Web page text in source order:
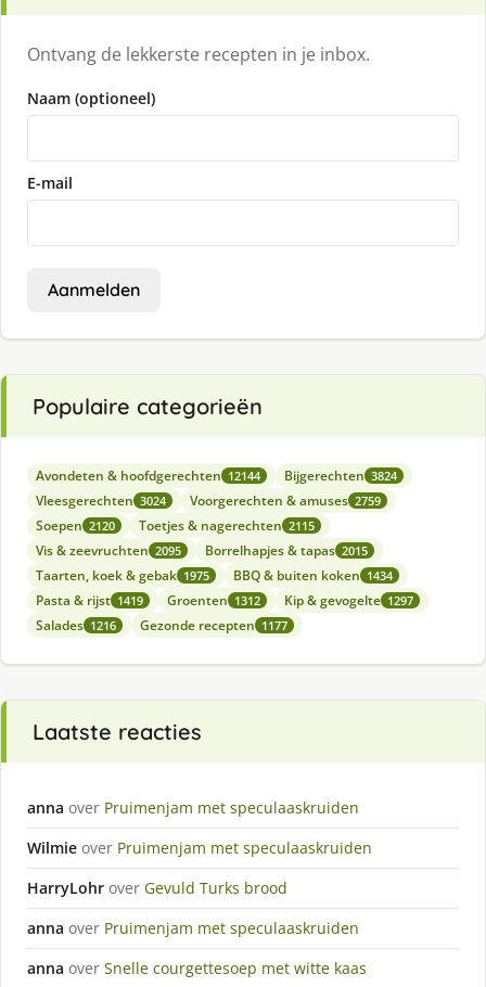
Ontvang de lekkerste recepten in je inbox.
Naam (optioneel)
E-mail
Aanmelden
Populaire categorieën
Avondeten & hoofdgerechten 12144 Bijgerechten 3824
Vleesgerechten 3024 Voorgerechten & amuses 2759
Soepen 2120 Toetjes & nagerechten 2115
Vis & zeevruchten 2095 Borrelhapjes & tapas 2015
Taarten, koek & gebak 1975 BBQ & buiten koken 1434
Pasta & rijst 1419 Groenten 1312 Kip & gevogelte 1297
Salades 1216 Gezonde recepten 1177
Laatste reacties
anna over Pruimenjam met speculaaskruiden
Wilmie over Pruimenjam met speculaaskruiden
HarryLohr over Gevuld Turks brood
anna over Pruimenjam met speculaaskruiden
anna over Snelle courgettesoep met witte kaas